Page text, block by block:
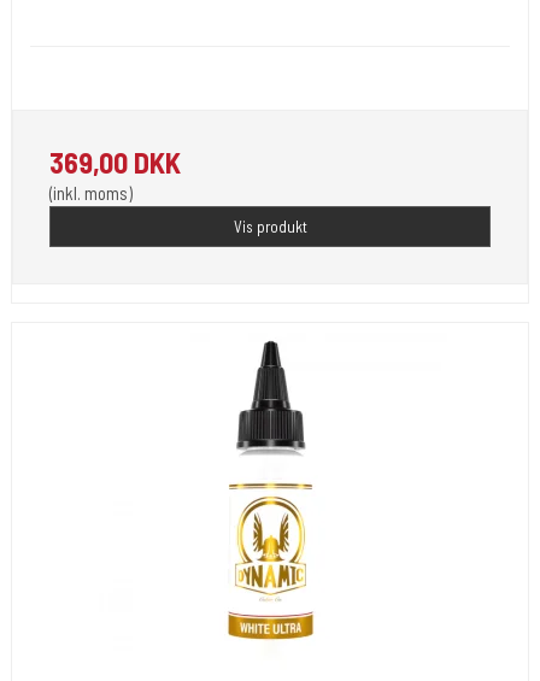
369,00 DKK
(inkl. moms)
Vis produkt